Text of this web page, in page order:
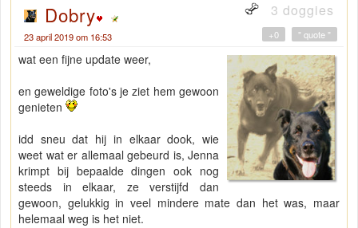
Dobry 3 doggies
23 april 2019 om 16:53 " quote "
+0
wat een fijne update weer,
en geweldige foto's je ziet hem gewoon
genieten
idd sneu dat hij in elkaar dook, wie
weet wat er allemaal gebeurd is, Jenna
krimpt bij bepaalde dingen ook nog
steeds in elkaar, ze verstijfd dan
gewoon, gelukkig in veel mindere mate dan het was, maar
helemaal weg is het niet.